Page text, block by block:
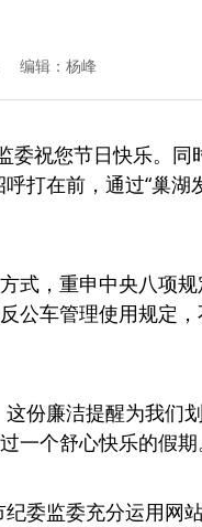
编辑：杨峰
委祝您节日快乐。
打在前，通过“巢
式，重申中央八项
公车管理使用规定
份廉洁提醒为我们
个舒心快乐的假期
委监委充分运用网